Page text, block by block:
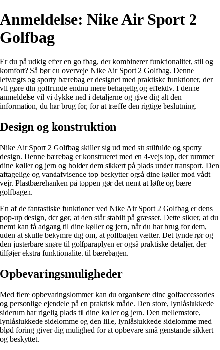
Anmeldelse: Nike Air Sport 2
Golfbag
Er du på udkig efter en golfbag, der kombinerer funktionalitet, stil og
komfort? Så bør du overveje Nike Air Sport 2 Golfbag. Denne
letvægts og sporty bærebag er designet med praktiske funktioner, der
vil gøre din golfrunde endnu mere behagelig og effektiv. I denne
anmeldelse vil vi dykke ned i detaljerne og give dig alt den
information, du har brug for, for at træffe den rigtige beslutning.
Design og konstruktion
Nike Air Sport 2 Golfbag skiller sig ud med sit stilfulde og sporty
design. Denne bærebag er konstrueret med en 4-vejs top, der rummer
dine køller og jern og holder dem sikkert på plads under transport. Den
aftagelige og vandafvisende top beskytter også dine køller mod vådt
vejr. Plastbærehanken på toppen gør det nemt at løfte og bære
golfbagen.
En af de fantastiske funktioner ved Nike Air Sport 2 Golfbag er dens
pop-up design, der gør, at den står stabilt på græsset. Dette sikrer, at du
nemt kan få adgang til dine køller og jern, når du har brug for dem,
uden at skulle bekymre dig om, at golfbagen vælter. Det tynde rør og
den justerbare snøre til golfparaplyen er også praktiske detaljer, der
tilføjer ekstra funktionalitet til bærebagen.
Opbevaringsmuligheder
Med flere opbevaringslommer kan du organisere dine golfaccessories
og personlige ejendele på en praktisk måde. Den store, lynlåslukkede
siderum har rigelig plads til dine køller og jern. Den mellemstore,
lynlåslukkede sidelomme og den lille, lynlåslukkede sidelomme med
blød foring giver dig mulighed for at opbevare små genstande sikkert
og beskyttet.